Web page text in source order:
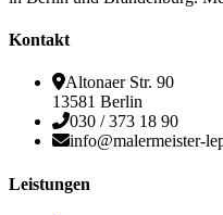
Kontakt
Altonaer Str. 90
13581 Berlin
030 / 373 18 90
info@malermeister-
Leistungen